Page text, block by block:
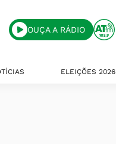
OUÇA A RÁDIO
ELEIÇÕES 2026